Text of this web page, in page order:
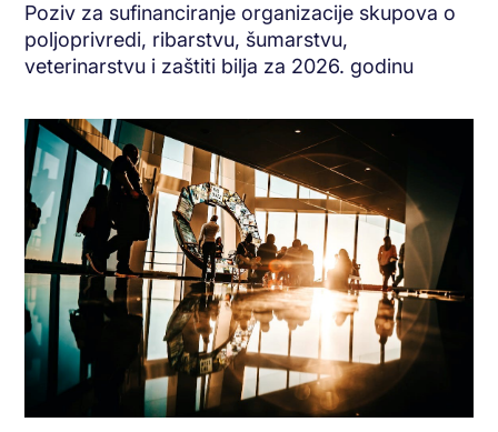
Poziv za sufinanciranje organizacije skupova o
poljoprivredi, ribarstvu, šumarstvu,
veterinarstvu i zaštiti bilja za 2026. godinu